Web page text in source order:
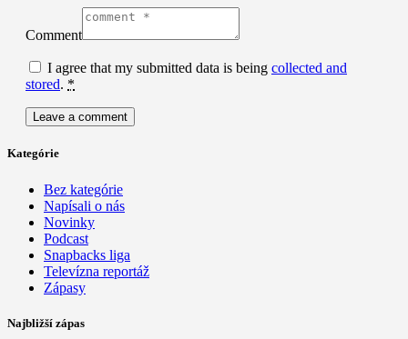
Comment
I agree that my submitted data is being collected and
stored. *
Kategórie
Bez kategórie
Napísali o nás
Novinky
Podcast
Snapbacks liga
Televízna reportáž
Zápasy
Najbližší zápas